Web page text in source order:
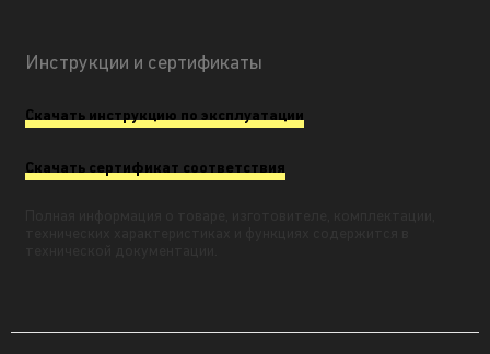
Инструкции и сертификаты
Скачать инструкцию по эксплуатации
Скачать сертификат соответствия